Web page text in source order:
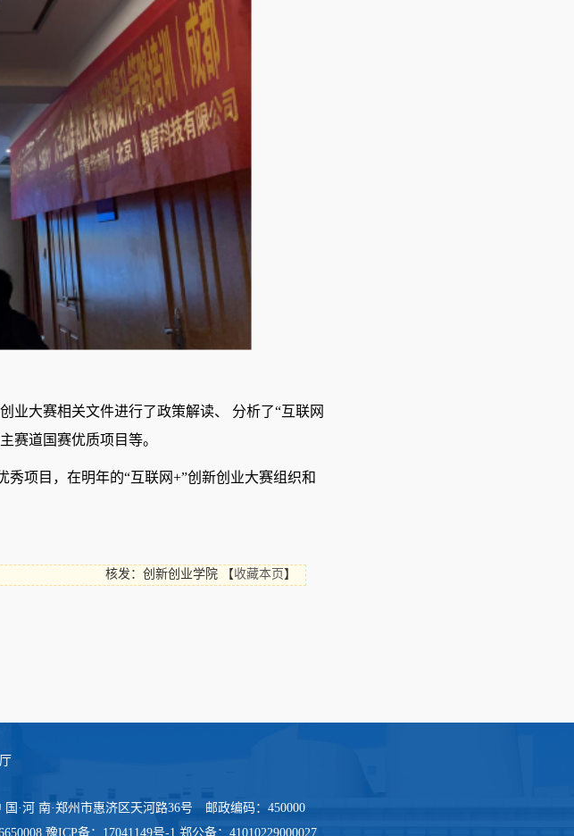
业大赛相关文件进行了政策解读、 分析了“互联网
赛道国赛优质项目等。
秀项目，在明年的“互联网+”创新创业大赛组织和
核发：创新创业学院 【收藏本页 】
国·河 南·郑州市惠济区天河路36号 邮政编码：450000
豫ICP备：17041149号-1 郑公备：41010229000027